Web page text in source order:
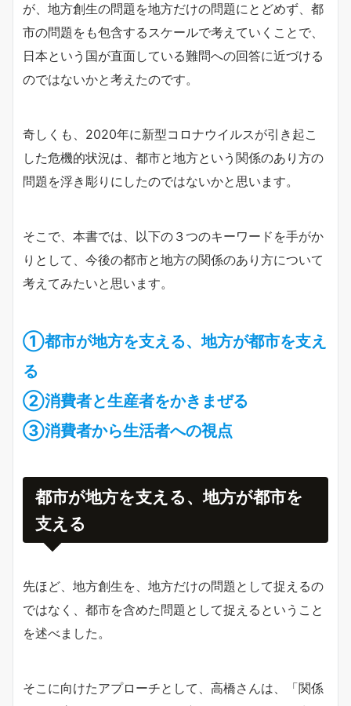
が、地方創生の問題を地方だけの問題にとどめず、都
市の問題をも包含するスケールで考えていくことで、
日本という国が直面している難問への回答に近づける
のではないかと考えたのです。
奇しくも、2020年に新型コロナウイルスが引き起こ
した危機的状況は、都市と地方という関係のあり方の
問題を浮き彫りにしたのではないかと思います。
そこで、本書では、以下の３つのキーワードを手がか
りとして、今後の都市と地方の関係のあり方について
考えてみたいと思います。
①都市が地方を支える、地方が都市を支え
る
②消費者と生産者をかきまぜる
③消費者から生活者への視点
都市が地方を支える、地方が都市を
支える
先ほど、地方創生を、地方だけの問題として捉えるの
ではなく、都市を含めた問題として捉えるということ
を述べました。
そこに向けたアプローチとして、高橋さんは、「関係